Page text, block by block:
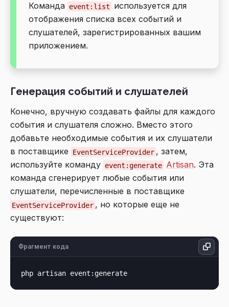
Команда event:list
используется для
отображения списка всех событий и
слушателей, зарегистрированных вашим
приложением.
Генерация событий и слушателей
Конечно, вручную создавать файлы для каждого
события и слушателя сложно. Вместо этого
добавьте необходимые события и их слушатели
в поставщике
EventServiceProvider , затем,
используйте команду event:generate Artisan. Эта
команда сгенерирует любые события или
слушатели, перечисленные в поставщике
EventServiceProvider , но которые еще не
существуют:
Фрагмент кода